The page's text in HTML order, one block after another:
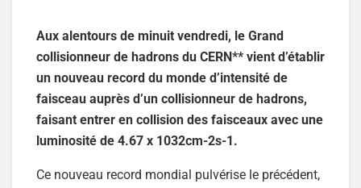
Aux alentours de minuit vendredi, le Grand
collisionneur de hadrons du CERN** vient d’établir
un nouveau record du monde d’intensité de
faisceau auprès d’un collisionneur de hadrons,
faisant entrer en collision des faisceaux avec une
luminosité de 4.67 x 1032cm-2s-1.
Ce nouveau record mondial pulvérise le précédent,